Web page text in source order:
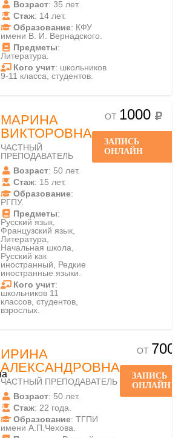
Возраст: 35 лет.
Стаж: 14 лет.
Образование: КФУ
имени В. И. Вернадского.
Предметы:
Литература.
Кого учит: школьников
9-11 класса, студентов.
МАРИНА
ВИКТОРОВНА
ЧАСТНЫЙ
ПРЕПОДАВАТЕЛЬ
Возраст: 50 лет.
Стаж: 15 лет.
Образование:
РГПУ.
Предметы:
Русский язык,
Французский язык,
Литература,
Начальная школа,
Русский как
иностранный, Редкие
иностранные языки.
Кого учит:
школьников 11
классов, студентов,
взрослых.
ОТ 1000
ЗАПИСЬ
ОНЛАЙН
ИРИНА
АЛЕКСАНДРОВНА
ЧАСТНЫЙ ПРЕПОДАВАТЕЛЬ
Возраст: 50 лет.
Стаж: 22 года.
Образование: ТГПИ
имени А.П.Чехова.
ОТ 700
ЗАПИСЬ
ОНЛАЙН